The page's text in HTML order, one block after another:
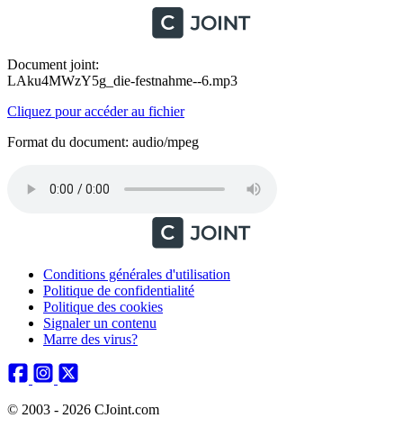
Document joint:
LAku4MWzY5g_die-festnahme--6.mp3
Cliquez pour accéder au fichier
Format du document: audio/mpeg
Conditions générales d'utilisation
Politique de confidentialité
Politique des cookies
Signaler un contenu
Marre des virus?
© 2003 - 2026 CJoint.com